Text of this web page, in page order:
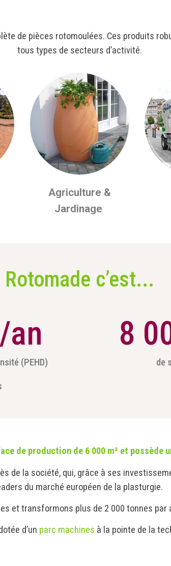
de pièces rotomoulées. Ces produits
tous types de secteurs d’activité.
Agriculture &
Jardinage
Rotomade c’est...
(PEHD)
8
de
de production de 6 000 m² et
de la société, qui, grâce à ses
du marché européen de la plasturgie.
et transformons plus de 2 000 tonnes par
d’un parc machines à la pointe de la